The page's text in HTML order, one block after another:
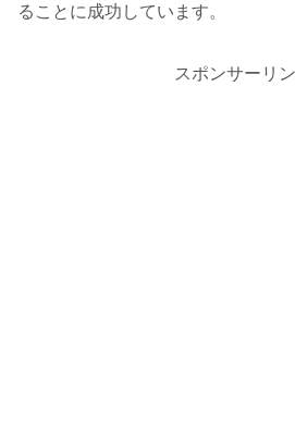
ることに成功しています。
スポンサーリ